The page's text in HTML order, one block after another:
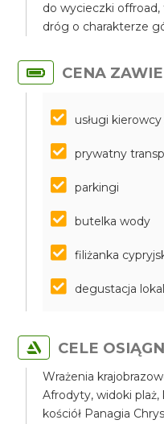
do wycieczki offroad,
dróg o charakterze
CENA
usługi
prywatny
parkingi
butelka wody
filiżanka
degustacja
CELE
Wrażenia
Afrodyty, widoki plaż,
kościół Panagia